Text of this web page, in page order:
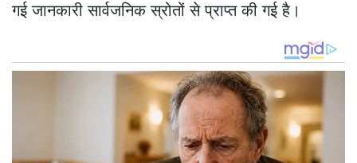
गई जानकारी सार्वजनिक स्रोतों से प्राप्त की गई है।